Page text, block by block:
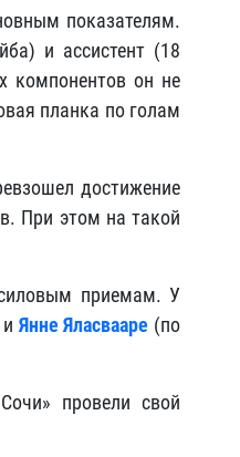
показателям.
и ассистент (18
компонентов он не
планка по голам
достижение
При этом на такой
приемам. У
и Янне Яласвааре (по
провели свой